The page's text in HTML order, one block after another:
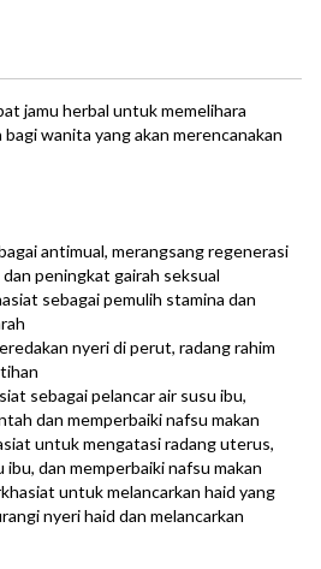
jamu herbal untuk memelihara
wanita yang akan merencanakan
antimual, merangsang regenerasi
peningkat gairah seksual
sebagai pemulih stamina dan
nyeri di perut, radang rahim
sebagai pelancar air susu ibu,
dan memperbaiki nafsu makan
untuk mengatasi radang uterus,
ibu, dan memperbaiki nafsu makan
untuk melancarkan haid yang
nyeri haid dan melancarkan